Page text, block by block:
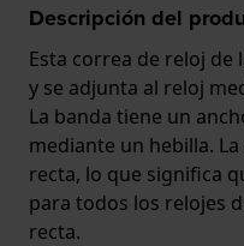
Descripción del
Esta correa de reloj de
y se adjunta al reloj
La banda tiene un
mediante un hebilla.
recta, lo que significa
para todos los relojes
recta.